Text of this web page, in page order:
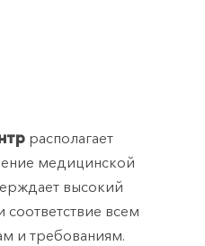
располагает
медицинской
высокий
всем
и требованиям.